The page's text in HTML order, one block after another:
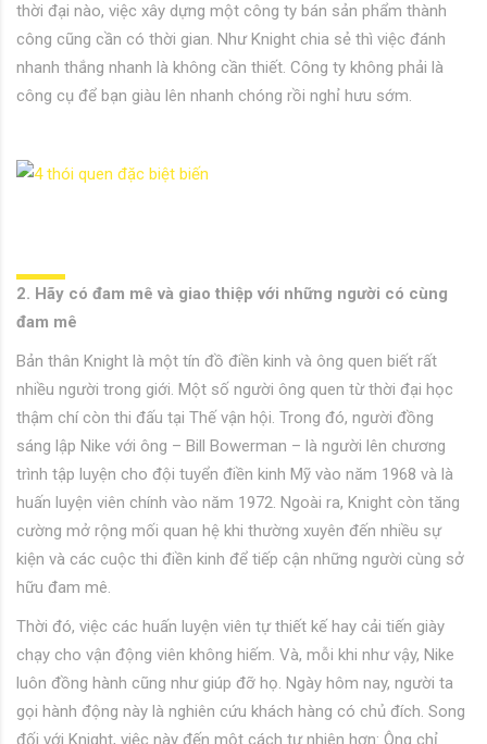
thời đại nào, việc xây dựng một công ty bán sản phẩm thành
công cũng cần có thời gian. Như Knight chia sẻ thì việc đánh
nhanh thắng nhanh là không cần thiết. Công ty không phải là
công cụ để bạn giàu lên nhanh chóng rồi nghỉ hưu sớm.
2. Hãy có đam mê và giao thiệp với những người có cùng
đam mê
Bản thân Knight là một tín đồ điền kinh và ông quen biết rất
nhiều người trong giới. Một số người ông quen từ thời đại học
thậm chí còn thi đấu tại Thế vận hội. Trong đó, người đồng
sáng lập Nike với ông – Bill Bowerman – là người lên chương
trình tập luyện cho đội tuyển điền kinh Mỹ vào năm 1968 và là
huấn luyện viên chính vào năm 1972. Ngoài ra, Knight còn tăng
cường mở rộng mối quan hệ khi thường xuyên đến nhiều sự
kiện và các cuộc thi điền kinh để tiếp cận những người cùng sở
hữu đam mê.
Thời đó, việc các huấn luyện viên tự thiết kế hay cải tiến giày
chạy cho vận động viên không hiếm. Và, mỗi khi như vậy, Nike
luôn đồng hành cũng như giúp đỡ họ. Ngày hôm nay, người ta
gọi hành động này là nghiên cứu khách hàng có chủ đích. Song